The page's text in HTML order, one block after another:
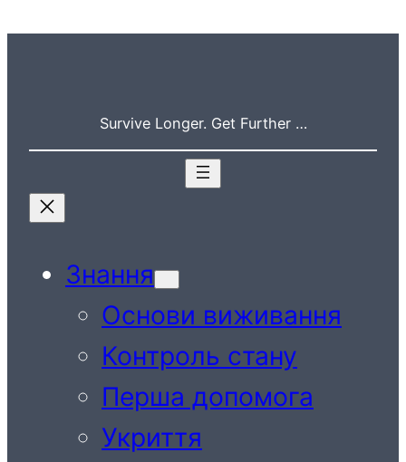
Survive Longer. Get Further …
Знання
Основи виживання
Контроль стану
Перша допомога
Укриття